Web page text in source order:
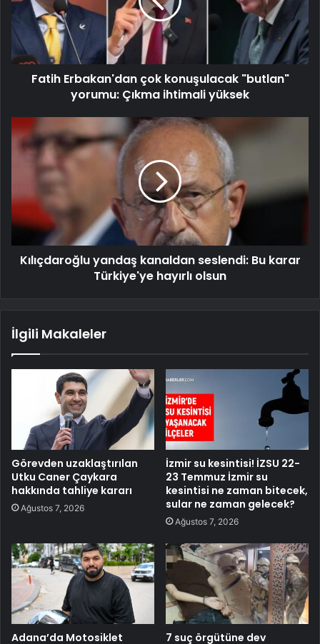
Fatih Erbakan'dan çok konuşulacak "butlan"
yorumu: Çıkma ihtimali yüksek
Kılıçdaroğlu yandaş kanaldan seslendi: Bu karar
Türkiye'ye hayırlı olsun
İlgili Makaleler
Görevden uzaklaştırılan
Utku Caner Çaykara
hakkında tahliye kararı
Ağustos 7, 2026
İzmir su kesintisi! İZSU 22-
23 Temmuz İzmir su
kesintisi ne zaman bitecek,
sular ne zaman gelecek?
Ağustos 7, 2026
Adana’da Motosiklet
7 suç örgütüne dev